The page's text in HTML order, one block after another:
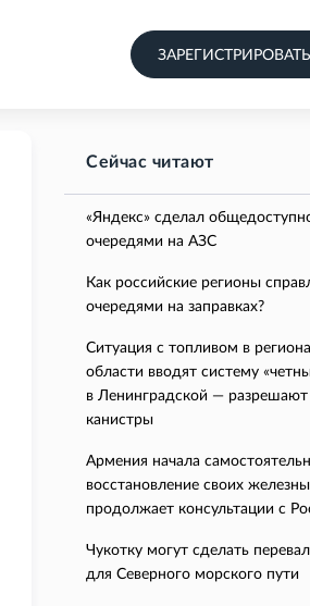
Сейчас читают
«Яндекс» сделал
очередями на АЗС
Как российские регионы
очередями на заправках?
Ситуация с топливом в
области вводят систему
в Ленинградской — разрешают
канистры
Армения начала
восстановление своих
продолжает консультации с
Чукотку могут сделать
для Северного морского пути